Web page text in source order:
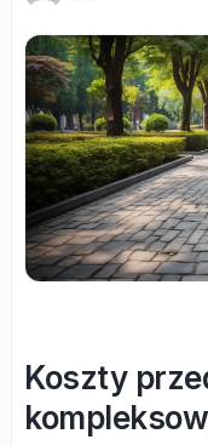
Koszty